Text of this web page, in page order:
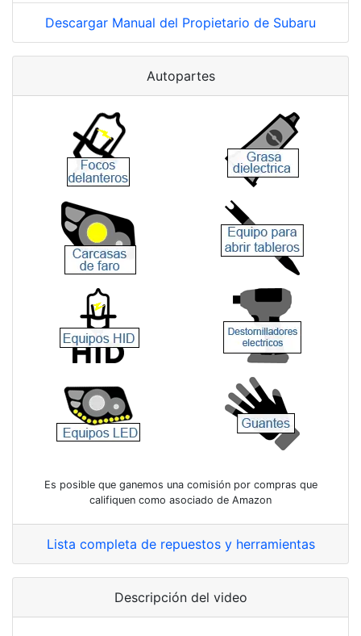
Descargar Manual del Propietario de Subaru
Autopartes
Es posible que ganemos una comisión por compras que
califiquen como asociado de Amazon
Lista completa de repuestos y herramientas
Descripción del video